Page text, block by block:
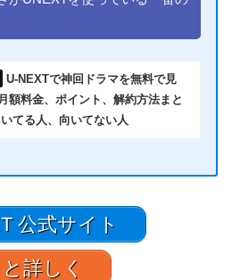
U-NEXTで神回ドラマを無料で見
額料金、ポイント、解約方法まと
てる人、向いてない人
公式サイト
詳しく